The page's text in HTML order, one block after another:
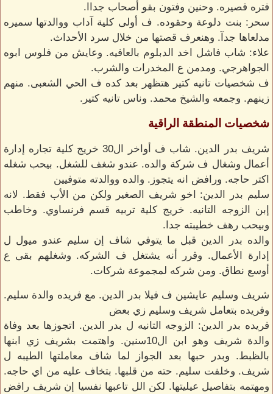
فتره قصيره. وحنين وفتون بقو أصحاب جداا.
سحر: بنت دلوعة وحقوده. ف أولى كلية آداب ووالدتها سميره
مدلعاها جدآ. وهنعرف قصتها من خلال سرد الأحداث.
علاء: شاب فاشل اخد الدبلوم بالعافيه. وعايش من فلوس ابوه
الجواهرجي. ومدمن ع المخدرات والشرب.
ف شخصيات تانيه كتير هتظهر بعد كده ف الحي الشعبى. منهم
زينهم. وجمعه والشيخ محمد. وناس تانيه كتير.
شخصيات المنطقة الراقية
شريف بدر الدين. شاب ف أواخر ال30 خريج كلية تجاره إدارة
أعمال وشغال ف شركة والده. عندو شغف للشغل. بيحب شغله
اكتر حاجه. ورافض انه يتجوز. والده ووالدته متوفيين
سليم بدر الدين: اخو شريف الصغير ولكن من الأب فقط. لانه
إبن الزوجه التانيه. خريج كلية تربيه قسم فرنساوي. وخاطب
وبيحب رهف خطيبته جدا.
والده بدر الدين قبل ما يتوفي شاف إن سليم عندو ميول ل
إدارة الأعمال. وقرر أنه يشتغل ف الشركه. وشغلهم بقى ع
أوسع نطاق. ومن شركه لمجموعة شركات.
شريف وسليم عايشين ف فيلا بدر الدين. مع فريده والدة سليم.
وفريده بتعامل شريف وسليم زي بعض
فريده بدر الدين: الزوجه التانيه ل بدر الدين. اتجوزها بعد وفاة
والدة شريف وهو ابن ال10سنين. واهتمت بشريف زي ابنها
بالظبط. وبدر حبها بعد الجواز لما شاف معاملتها الطيبه ل
شريف. وخلفت سليم. حته من قلبها. بتخاف عليه من اي حاجه.
ومهتمه بتفاصيل عيليتها. لكن الل تاعبها نفسيا إن شريف رافض